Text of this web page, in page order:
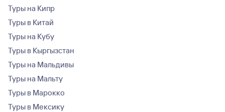
Туры на Кипр
Туры в Китай
Туры на Кубу
Туры в Кыргызстан
Туры на Мальдивы
Туры на Мальту
Туры в Марокко
Туры в Мексику